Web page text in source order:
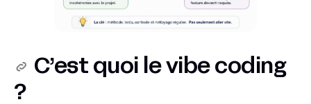
C’est quoi le vibe coding
?